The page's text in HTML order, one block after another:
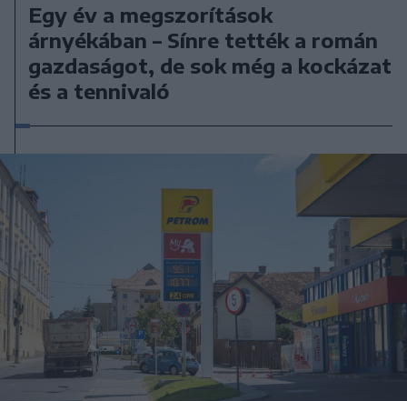
Egy év a megszorítások
árnyékában – Sínre tették a román
gazdaságot, de sok még a kockázat
és a tennivaló